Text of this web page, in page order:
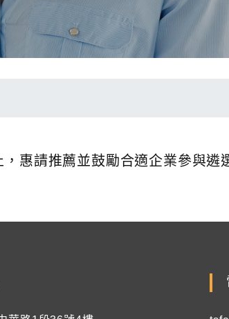
惠請推薦並鼓勵合適企業參與遴